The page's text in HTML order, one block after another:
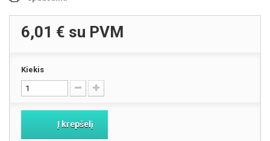
6,01 € su PVM
Kiekis
Į krepšelį